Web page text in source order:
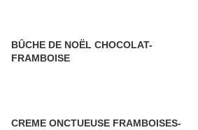
BÛCHE DE NOËL CHOCOLAT-
FRAMBOISE
CREME ONCTUEUSE FRAMBOISES-